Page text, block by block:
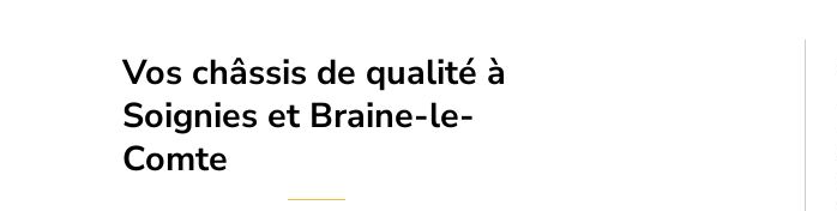
Vos châssis de qualité à
Soignies et Braine-le-
Comte